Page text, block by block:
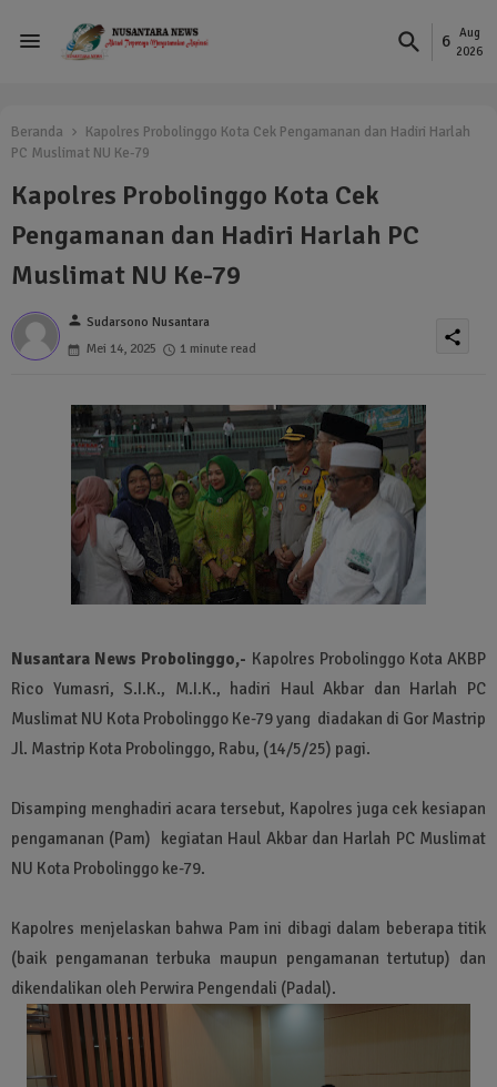
6
Aug
2026
Beranda
Kapolres Probolinggo Kota Cek Pengamanan dan Hadiri Harlah
PC Muslimat NU Ke-79
Kapolres Probolinggo Kota Cek
Pengamanan dan Hadiri Harlah PC
Muslimat NU Ke-79
person Sudarsono Nusantara
Mei 14, 2025
1 minute read
share
Nusantara News Probolinggo,- Kapolres Probolinggo Kota AKBP
Rico Yumasri, S.I.K., M.I.K., hadiri Haul Akbar dan Harlah PC
Muslimat NU Kota Probolinggo Ke-79 yang diadakan di Gor Mastrip
Jl. Mastrip Kota Probolinggo, Rabu, (14/5/25) pagi.
Disamping menghadiri acara tersebut, Kapolres juga cek kesiapan
pengamanan (Pam) kegiatan Haul Akbar dan Harlah PC Muslimat
NU Kota Probolinggo ke-79.
Kapolres menjelaskan bahwa Pam ini dibagi dalam beberapa titik
(baik pengamanan terbuka maupun pengamanan tertutup) dan
dikendalikan oleh Perwira Pengendali (Padal).